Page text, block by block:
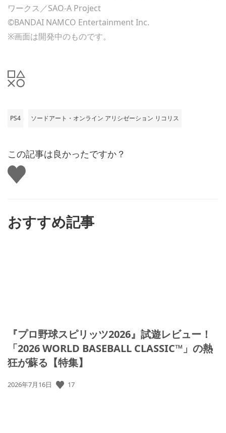
ワークス／SAO-A Project
©BANDAI NAMCO Entertainment Inc.
※画面は開発中のものです。
PS4 ソードアート・オンライン アリシゼーション リコリス
この記事は良かったですか？
い
い
おすすめ記事
『プロ野球スピリッツ2026』試遊レビュー！
「2026 WORLD BASEBALL CLASSIC™」の熱
狂が蘇る【特集】
公
2026年7月16日 17